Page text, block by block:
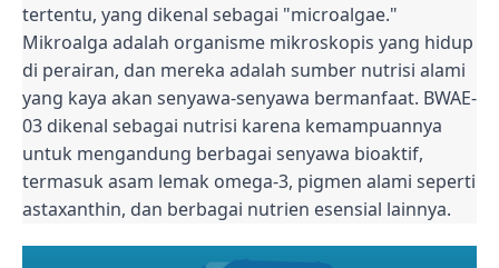
tertentu, yang dikenal sebagai "microalgae."
Mikroalga adalah organisme mikroskopis yang hidup
di perairan, dan mereka adalah sumber nutrisi alami
yang kaya akan senyawa-senyawa bermanfaat. BWAE-
03 dikenal sebagai nutrisi karena kemampuannya
untuk mengandung berbagai senyawa bioaktif,
termasuk asam lemak omega-3, pigmen alami seperti
astaxanthin, dan berbagai nutrien esensial lainnya.